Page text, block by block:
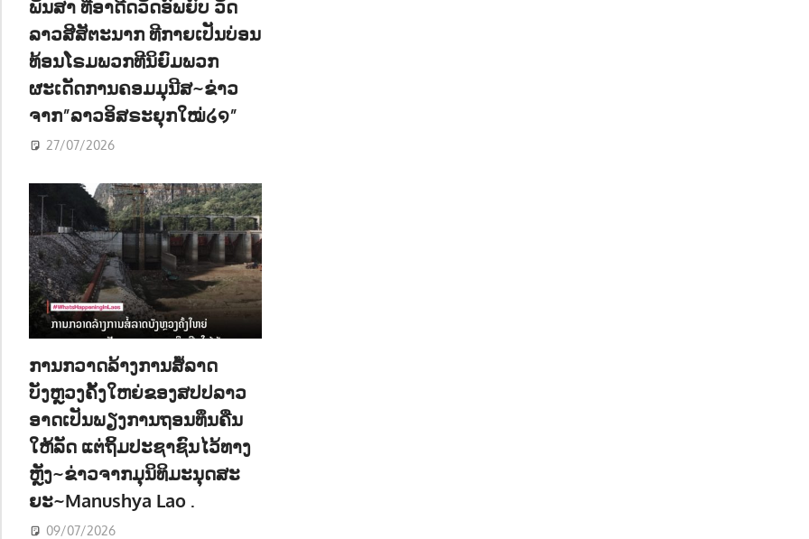
ພັນສາ ທີ່ອາດີດວັດອົພຍົບ ວັດ
ລາວສີສັຕະນາກ ທີກາຍເປັນບ່ອນ
ທ້ອນໂຣມພວກທີນິຍົມພວກ
ຜະເດັດການຄອມມຸນີສ~ຂ່າວ
ຈາກ”ລາວອິສຣະຍຸກໃໝ່໒໑”
27/07/2026
ການກວາດລ້າງການສໍ້ລາດ
ບັງຫຼວງຄັ້ງໃຫຍ່ຂອງສປປລາວ
ອາດເປັນພຽງການຖອນທຶນຄືນ
ໃຫ້ລັດ ແຕ່ຖິ້ມປະຊາຊົນໄວ້ທາງ
ຫຼັງ~ຂ່າວຈາກມຸນິທິມະນຸດສະ
ຍະ~Manushya Lao .
09/07/2026